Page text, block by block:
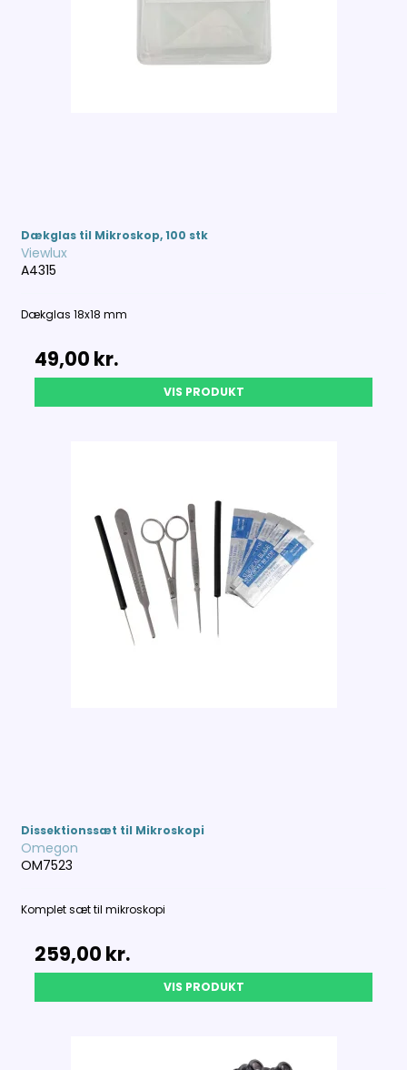
Dækglas til Mikroskop, 100 stk
Viewlux
A4315
Dækglas 18x18 mm
49,00 kr.
VIS PRODUKT
Dissektionssæt til Mikroskopi
Omegon
OM7523
Komplet sæt til mikroskopi
259,00 kr.
VIS PRODUKT